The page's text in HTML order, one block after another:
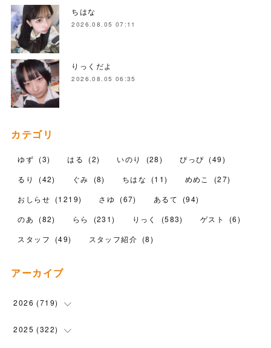
ちはな
2026.08.05 07:11
りっくだよ
2026.08.05 06:35
カテゴリ
ゆず (3) はる (2) いのり (28) ぴっぴ (49)
るり
(42) ぐみ (8) ちはな (11) めめこ (27)
おしらせ (1219) さゆ (67) あるて (94)
のあ
(82) らら (231) りっく (583) ゲスト (6)
スタッフ
(49) スタッフ紹介 (8)
アーカイブ
2026 (719)
(12)
2025 (322)